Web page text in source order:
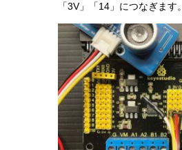
「3V」「14」につなぎます。